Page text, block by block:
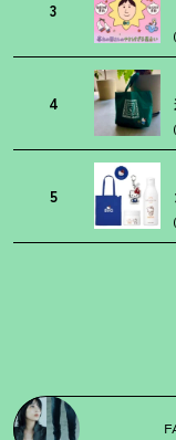
3
4
5